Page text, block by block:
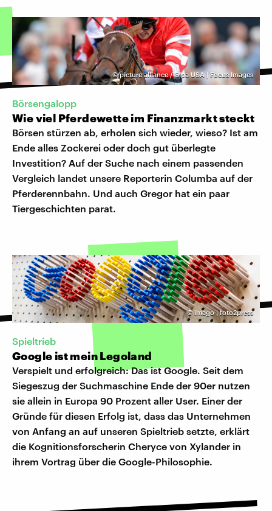
©picture alliance / Sipa USA | Focus Images
Börsengalopp
Wie viel Pferdewette im Finanzmarkt steckt
Börsen stürzen ab, erholen sich wieder, wieso? Ist am
Ende alles Zockerei oder doch gut überlegte
Investition? Auf der Suche nach einem passenden
Vergleich landet unsere Reporterin Columba auf der
Pferderennbahn. Und auch Gregor hat ein paar
Tiergeschichten parat.
©imago | foto2press
Spieltrieb
Google ist mein Legoland
Verspielt und erfolgreich: Das ist Google. Seit dem
Siegeszug der Suchmaschine Ende der 90er nutzen
sie allein in Europa 90 Prozent aller User. Einer der
Gründe für diesen Erfolg ist, dass das Unternehmen
von Anfang an auf unseren Spieltrieb setzte, erklärt
die Kognitionsforscherin Cheryce von Xylander in
ihrem Vortrag über die Google-Philosophie.